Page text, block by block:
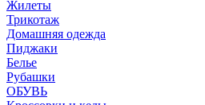
Жилеты
Трикотаж
Домашняя одежда
Пиджаки
Белье
Рубашки
ОБУВЬ